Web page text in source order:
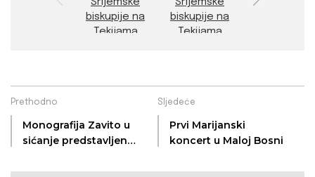
Prethodno
Monografija Zavito u
sićanje predstavljena
Sljedeće
Prvi Marijanski
koncert u Maloj Bosni